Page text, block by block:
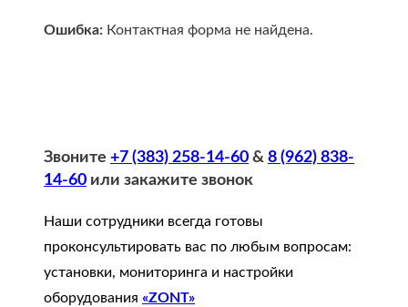
Ошибка: Контактная форма не найдена.
Звоните +7 (383) 258-14-60 & 8 (962) 838-
14-60 или закажите звонок
Наши сотрудники всегда готовы
проконсультировать вас по любым вопросам:
установки, мониторинга и настройки
оборудования «ZONT»